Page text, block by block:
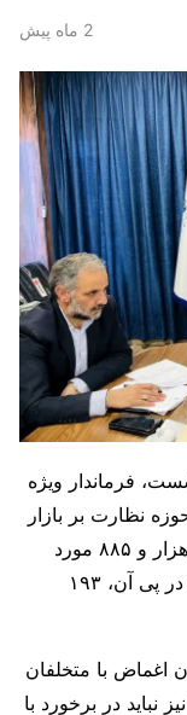
2 ماه پیش
فرماندار ویژه
نظارت بر بازار
اظهار کرد: از زمان آغاز شرایط جنگی، یک‌هزار و ۸۸۵ مورد
بازرسی در سطح شهرستان انجام شده که در پی آن، ۱۹۳
اغماض با متخلفان
نباید در برخورد با